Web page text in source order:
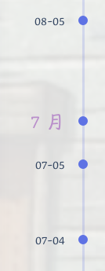
08-05
7 月
07-05
07-04